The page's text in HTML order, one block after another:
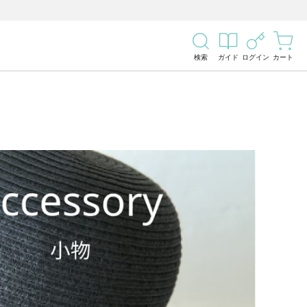
検索 ガイド ログイン カート